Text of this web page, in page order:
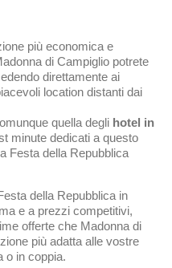
più economica e
di Campiglio potrete
direttamente ai
location distanti dai
quella degli hotel in
minute dedicati a questo
Festa della Repubblica
della Repubblica in
e a prezzi competitivi,
offerte che Madonna di
più adatta alle vostre
o in coppia.